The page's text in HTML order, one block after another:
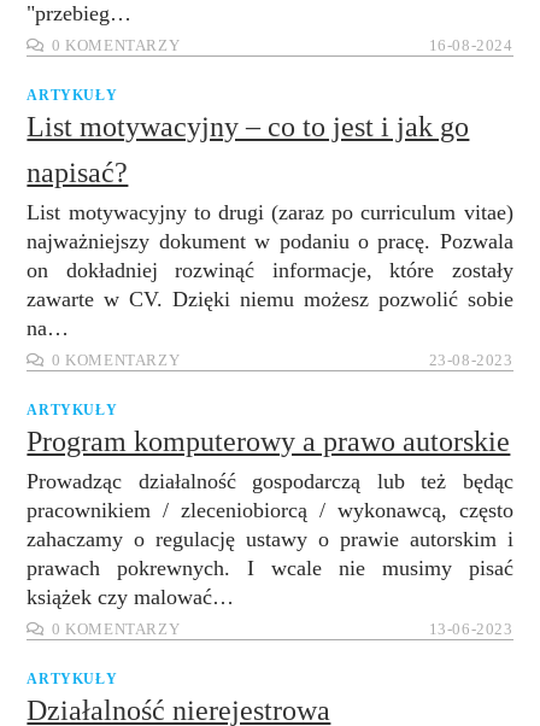
"przebieg…
0 KOMENTARZY 16-08-2024
ARTYKUŁY
List motywacyjny – co to jest i jak go
napisać?
List motywacyjny to drugi (zaraz po curriculum vitae)
najważniejszy dokument w podaniu o pracę. Pozwala
on dokładniej rozwinąć informacje, które zostały
zawarte w CV. Dzięki niemu możesz pozwolić sobie
na…
0 KOMENTARZY 23-08-2023
ARTYKUŁY
Program komputerowy a prawo autorskie
Prowadząc działalność gospodarczą lub też będąc
pracownikiem / zleceniobiorcą / wykonawcą, często
zahaczamy o regulację ustawy o prawie autorskim i
prawach pokrewnych. I wcale nie musimy pisać
książek czy malować…
0 KOMENTARZY 13-06-2023
ARTYKUŁY
Działalność nierejestrowa